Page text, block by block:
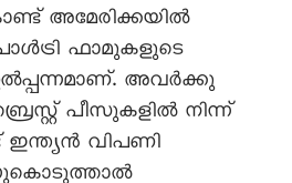
അമേരിക്കയിൽ
ഫാമുകളുടെ
അവർക്കു
പീസുകളിൽ നിന്ന്
വിപണി